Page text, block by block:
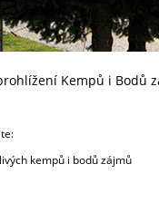
Kempů i
kempů i bodů zájmů